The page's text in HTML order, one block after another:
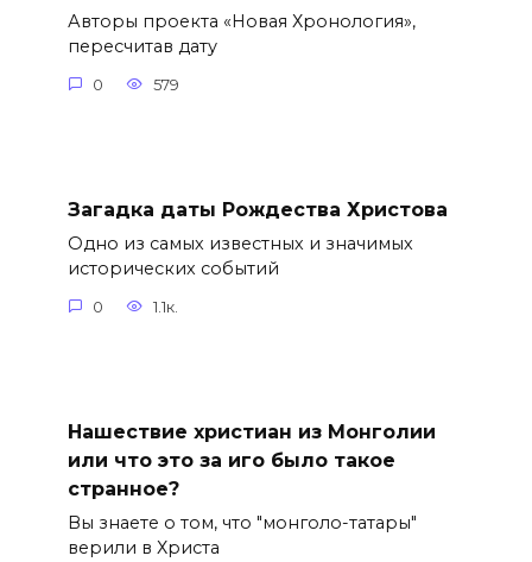
Авторы проекта «Новая Хронология»,
пересчитав дату
0 579
Загадка даты Рождества Христова
Одно из самых известных и значимых
исторических событий
0 1.1к.
Нашествие христиан из Монголии
или что это за иго было такое
странное?
Вы знаете о том, что "монголо-татары"
верили в Христа